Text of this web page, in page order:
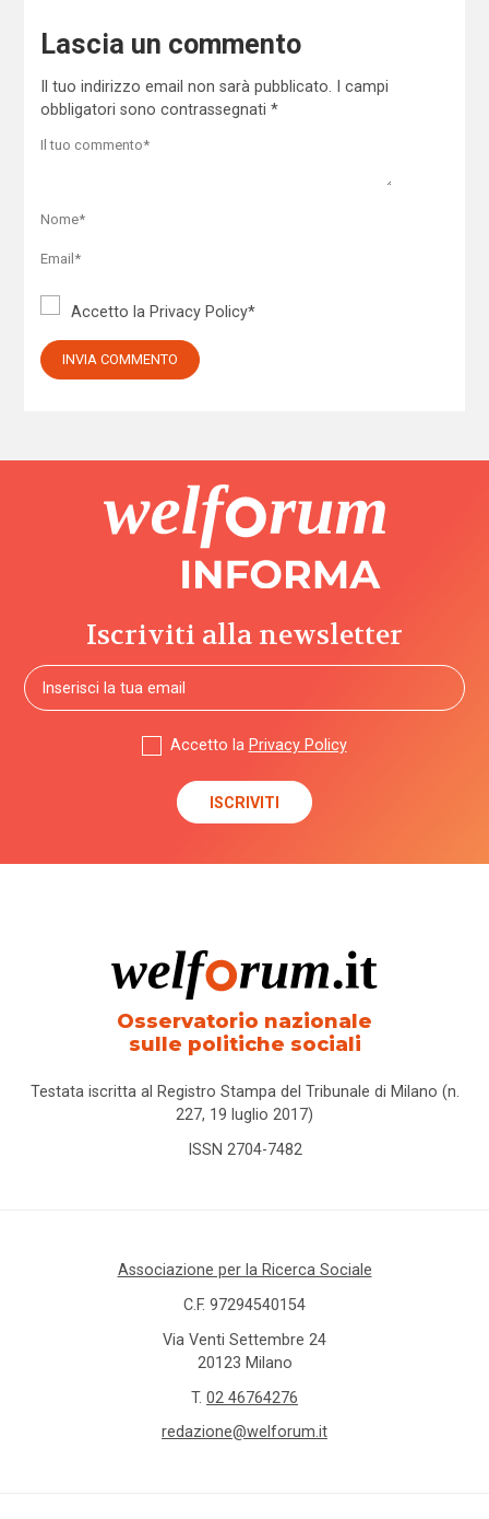
Lascia un commento
Il tuo indirizzo email non sarà pubblicato.
I campi
obbligatori sono contrassegnati *
Accetto la Privacy Policy*
Iscriviti alla newsletter
Accetto la Privacy Policy
Osservatorio nazionale
sulle politiche sociali
Testata iscritta al Registro Stampa del Tribunale di Milano (n.
227, 19 luglio 2017)
ISSN 2704-7482
Associazione per la Ricerca Sociale
C.F. 97294540154
Via Venti Settembre 24
20123 Milano
T. 02 46764276
redazione@welforum.it